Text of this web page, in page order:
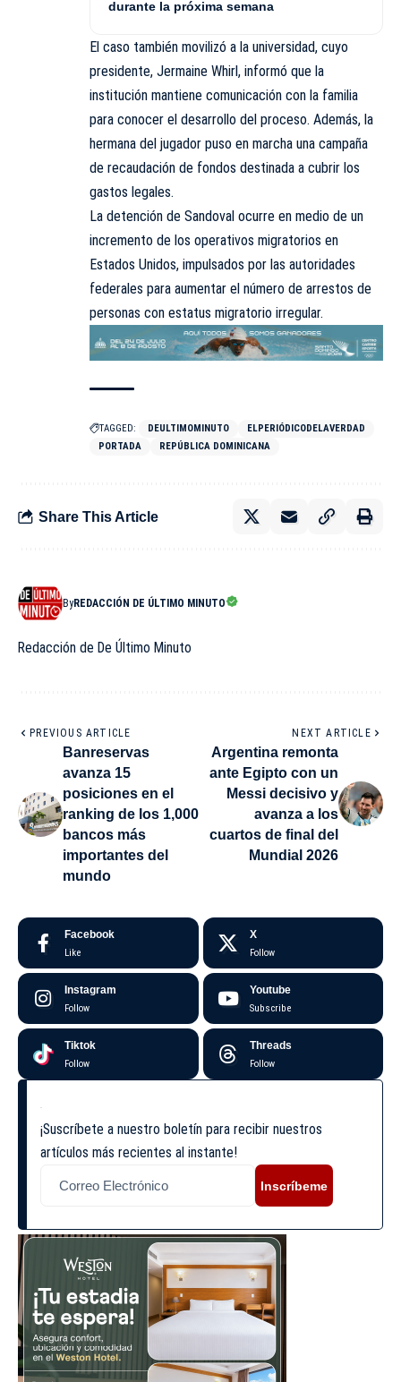
durante la próxima semana
El caso también movilizó a la universidad, cuyo
presidente, Jermaine Whirl, informó que la
institución mantiene comunicación con la familia
para conocer el desarrollo del proceso. Además, la
hermana del jugador puso en marcha una campaña
de recaudación de fondos destinada a cubrir los
gastos legales.
La detención de Sandoval ocurre en medio de un
incremento de los operativos migratorios en
Estados Unidos, impulsados por las autoridades
federales para aumentar el número de arrestos de
personas con estatus migratorio irregular.
TAGGED: DEULTIMOMINUTO
ELPERIÓDICODELAVERDAD
PORTADA
REPÚBLICA DOMINICANA
Share This Article
ByREDACCIÓN DE ÚLTIMO MINUTO
Redacción de De Último Minuto
PREVIOUS ARTICLE
Banreservas
avanza 15
posiciones en el
ranking de los 1,000
bancos más
importantes del
mundo
NEXT ARTICLE
Argentina remonta
ante Egipto con un
Messi decisivo y
avanza a los
cuartos de final del
Mundial 2026
Facebook
Like
X
Follow
Instagram
Follow
Youtube
Subscribe
Tiktok
Follow
Threads
Follow
¡Suscríbete a nuestro boletín para recibir nuestros
artículos más recientes al instante!
Inscríbeme